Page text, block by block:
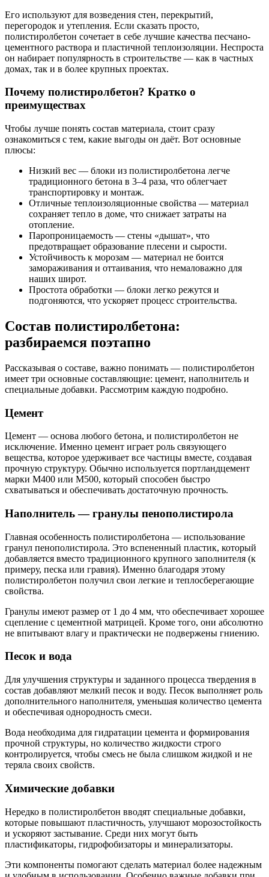
Его используют для возведения стен, перекрытий,
перегородок и утепления. Если сказать просто,
полистиролбетон сочетает в себе лучшие качества песчано-
цементного раствора и пластичной теплоизоляции. Неспроста
он набирает популярность в строительстве — как в частных
домах, так и в более крупных проектах.
Почему полистиролбетон? Кратко о
преимуществах
Чтобы лучше понять состав материала, стоит сразу
ознакомиться с тем, какие выгоды он даёт. Вот основные
плюсы:
Низкий вес — блоки из полистиролбетона легче
традиционного бетона в 3–4 раза, что облегчает
транспортировку и монтаж.
Отличные теплоизоляционные свойства — материал
сохраняет тепло в доме, что снижает затраты на
отопление.
Паропроницаемость — стены «дышат», что
предотвращает образование плесени и сырости.
Устойчивость к морозам — материал не боится
замораживания и оттаивания, что немаловажно для
наших широт.
Простота обработки — блоки легко режутся и
подгоняются, что ускоряет процесс строительства.
Состав полистиролбетона:
разбираемся поэтапно
Рассказывая о составе, важно понимать — полистиролбетон
имеет три основные составляющие: цемент, наполнитель и
специальные добавки. Рассмотрим каждую подробно.
Цемент
Цемент — основа любого бетона, и полистиролбетон не
исключение. Именно цемент играет роль связующего
вещества, которое удерживает все частицы вместе, создавая
прочную структуру. Обычно используется портландцемент
марки М400 или М500, который способен быстро
схватываться и обеспечивать достаточную прочность.
Наполнитель — гранулы пенополистирола
Главная особенность полистиролбетона — использование
гранул пенополистирола. Это вспененный пластик, который
добавляется вместо традиционного крупного заполнителя (к
примеру, песка или гравия). Именно благодаря этому
полистиролбетон получил свои легкие и теплосберегающие
свойства.
Гранулы имеют размер от 1 до 4 мм, что обеспечивает хорошее
сцепление с цементной матрицей. Кроме того, они абсолютно
не впитывают влагу и практически не подвержены гниению.
Песок и вода
Для улучшения структуры и заданного процесса твердения в
состав добавляют мелкий песок и воду. Песок выполняет роль
дополнительного наполнителя, уменьшая количество цемента
и обеспечивая однородность смеси.
Вода необходима для гидратации цемента и формирования
прочной структуры, но количество жидкости строго
контролируется, чтобы смесь не была слишком жидкой и не
теряла своих свойств.
Химические добавки
Нередко в полистиролбетон вводят специальные добавки,
которые повышают пластичность, улучшают морозостойкость
и ускоряют застывание. Среди них могут быть
пластификаторы, гидрофобизаторы и минерализаторы.
Эти компоненты помогают сделать материал более надежным